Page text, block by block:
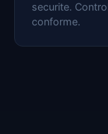
securite.
conforme.